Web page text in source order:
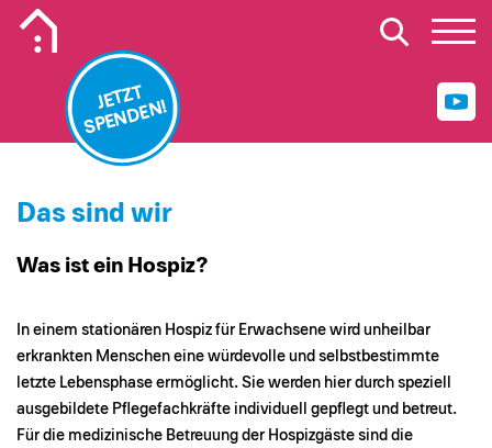
JETZT
SPENDEN!
Das sind wir
Was ist ein Hospiz?
In einem stationären Hospiz für Erwachsene wird unheilbar
erkrankten Menschen eine würdevolle und selbstbestimmte
letzte Lebensphase ermöglicht. Sie werden hier durch speziell
ausgebildete Pflegefachkräfte individuell gepflegt und betreut.
Für die medizinische Betreuung der Hospizgäste sind die
Mobiles Logo Mission Lebenshaus